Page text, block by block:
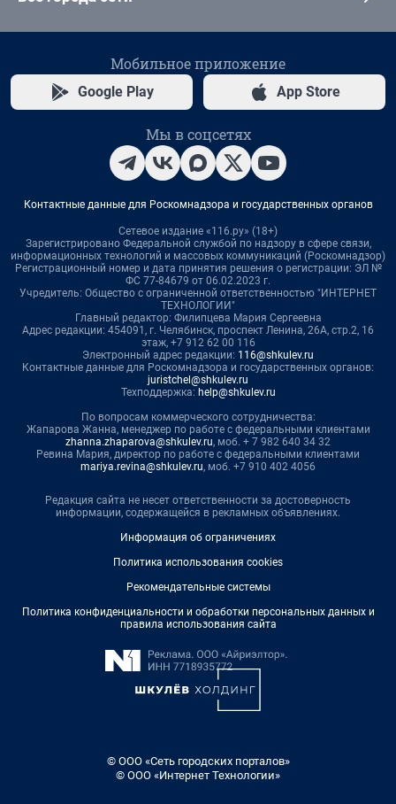
Мобильное приложение
Google Play App Store
Мы в соцсетях
Контактные данные для Роскомнадзора и государственных органов
Сетевое издание «116.ру» (18+)
Зарегистрировано Федеральной службой по надзору в сфере связи,
информационных технологий и массовых коммуникаций (Роскомнадзор)
Регистрационный номер и дата принятия решения о регистрации: ЭЛ №
ФС 77-84679 от 06.02.2023 г.
Учредитель: Общество с ограниченной ответственностью "ИНТЕРНЕТ
ТЕХНОЛОГИИ"
Главный редактор: Филипцева Мария Сергеевна
Адрес редакции: 454091, г. Челябинск, проспект Ленина, 26А, стр.2, 16
этаж, +7 912 62 00 116
Электронный адрес редакции: 116@shkulev.ru
Контактные данные для Роскомнадзора и государственных органов:
juristchel@shkulev.ru
Техподдержка: help@shkulev.ru
По вопросам коммерческого сотрудничества:
Жапарова Жанна, менеджер по работе с федеральными клиентами
zhanna.zhaparova@shkulev.ru, моб. + 7 982 640 34 32
Ревина Мария, директор по работе с федеральными клиентами
mariya.revina@shkulev.ru, моб. +7 910 402 4056
Редакция сайта не несет ответственности за достоверность
информации, содержащейся в рекламных объявлениях.
Информация об ограничениях
Политика использования cookies
Рекомендательные системы
Политика конфиденциальности и обработки персональных данных и
правила использования сайта
© ООО «Сеть городских порталов»
© ООО «Интернет Технологии»